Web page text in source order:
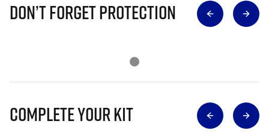
Don’t Forget Protection
Complete Your Kit